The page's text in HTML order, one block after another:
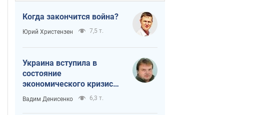
Когда закончится война?
Юрий Христензен 7,5 т.
Украина вступила в
состояние
экономического кризиса.
Есть ли свет в конце
туннеля?
Вадим Денисенко 6,3 т.